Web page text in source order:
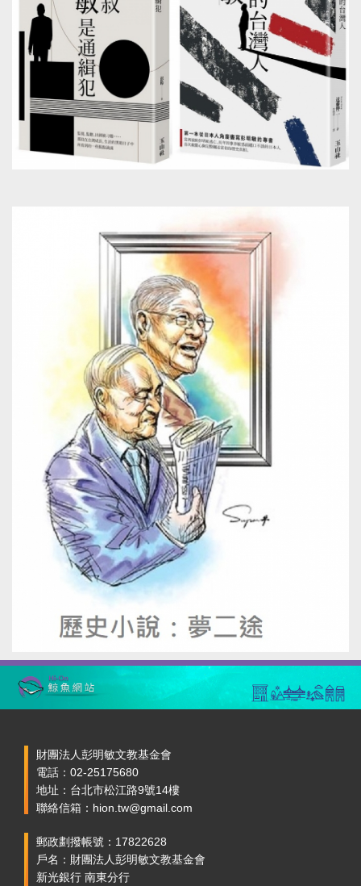
財團法人彭明敏文教基金會
電話：02-25175680
地址：台北市松江路9號14樓
聯絡信箱：hion.tw@gmail.com
郵政劃撥帳號：17822628
戶名：財團法人彭明敏文教基金會
新光銀行 南東分行